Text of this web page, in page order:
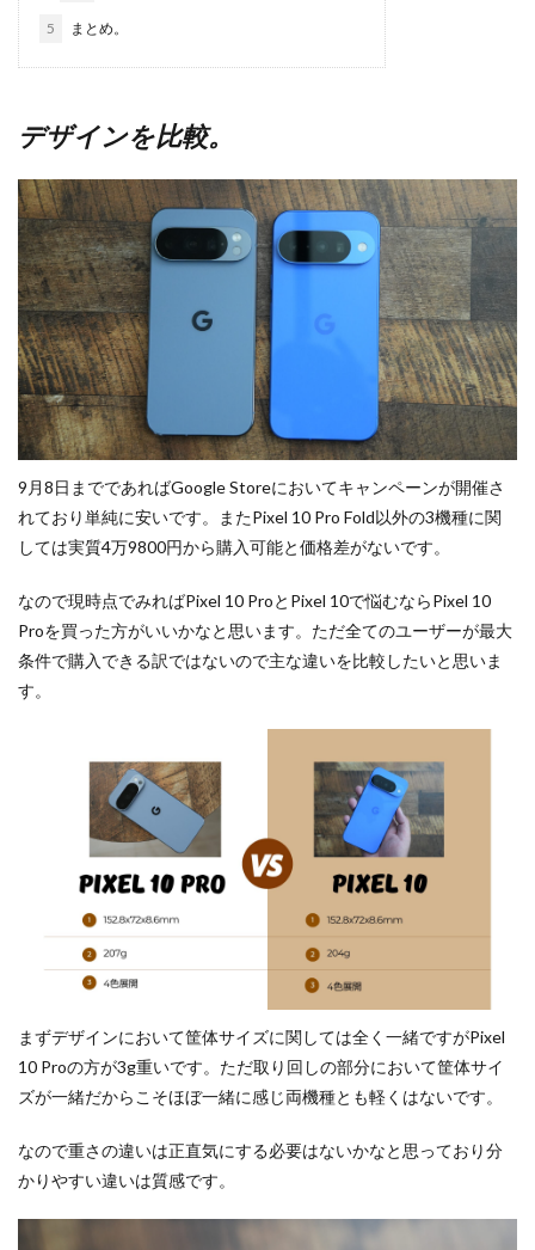
5 まとめ。
デザインを比較。
9月8日までであればGoogle Storeにおいてキャンペーンが開催さ
れており単純に安いです。またPixel 10 Pro Fold以外の3機種に関
しては実質4万9800円から購入可能と価格差がないです。
なので現時点でみればPixel 10 ProとPixel 10で悩むならPixel 10
Proを買った方がいいかなと思います。ただ全てのユーザーが最大
条件で購入できる訳ではないので主な違いを比較したいと思いま
す。
まずデザインにおいて筐体サイズに関しては全く一緒ですがPixel
10 Proの方が3g重いです。ただ取り回しの部分において筐体サイ
ズが一緒だからこそほぼ一緒に感じ両機種とも軽くはないです。
なので重さの違いは正直気にする必要はないかなと思っており分
かりやすい違いは質感です。